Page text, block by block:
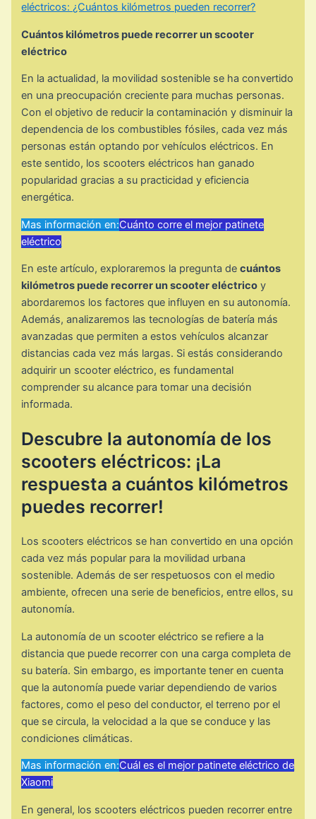
eléctricos: ¿Cuántos kilómetros pueden recorrer?
Cuántos kilómetros puede recorrer un scooter
eléctrico
En la actualidad, la movilidad sostenible se ha convertido
en una preocupación creciente para muchas personas.
Con el objetivo de reducir la contaminación y disminuir la
dependencia de los combustibles fósiles, cada vez más
personas están optando por vehículos eléctricos. En
este sentido, los scooters eléctricos han ganado
popularidad gracias a su practicidad y eficiencia
energética.
Mas información en:Cuánto corre el mejor patinete
eléctrico
En este artículo, exploraremos la pregunta decuántos
kilómetros puede recorrer un scooter eléctrico y
abordaremos los factores que influyen en su autonomía.
Además, analizaremos las tecnologías de batería más
avanzadas que permiten a estos vehículos alcanzar
distancias cada vez más largas. Si estás considerando
adquirir un scooter eléctrico, es fundamental
comprender su alcance para tomar una decisión
informada.
Descubre la autonomía de los
scooters eléctricos: ¡La
respuesta a cuántos kilómetros
puedes recorrer!
Los scooters eléctricos se han convertido en una opción
cada vez más popular para la movilidad urbana
sostenible. Además de ser respetuosos con el medio
ambiente, ofrecen una serie de beneficios, entre ellos, su
autonomía.
La autonomía de un scooter eléctrico se refiere a la
distancia que puede recorrer con una carga completa de
su batería. Sin embargo, es importante tener en cuenta
que la autonomía puede variar dependiendo de varios
factores, como el peso del conductor, el terreno por el
que se circula, la velocidad a la que se conduce y las
condiciones climáticas.
Mas información en:Cuál es el mejor patinete eléctrico de
Xiaomi
En general, los scooters eléctricos pueden recorrer entre